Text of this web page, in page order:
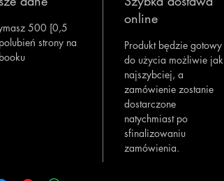
500 [0,5
strony na
online
Produkt będzie gotowy
do użycia możliwie jak
najszybciej, a
zamówienie zostanie
dostarczone
natychmiast po
sfinalizowaniu
zamówienia.